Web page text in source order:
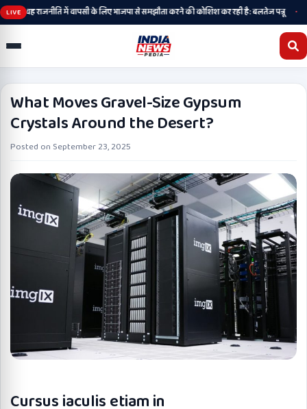
LIVEवह राजनीति में वापसी के लिए भाजपा से समझौता करने की कोशिश कर रही है: बलतेज पन्नू •
What Moves Gravel-Size Gypsum
Crystals Around the Desert?
Posted on September 23, 2025
Cursus iaculis etiam in